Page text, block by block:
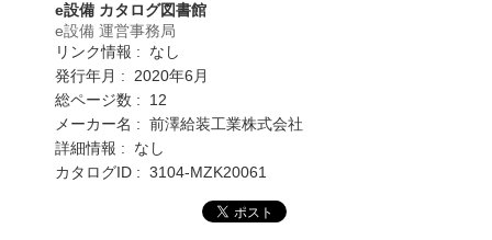
e設備 カタログ図書館
e設備 運営事務局
リンク情報 : なし
発行年月 : 2020年6月
総ページ数 : 12
メーカー名 : 前澤給装工業株式会社
詳細情報 : なし
カタログID : 3104-MZK20061